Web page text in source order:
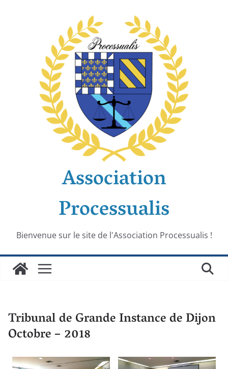
Association
Processualis
Bienvenue sur le site de l'Association Processualis !
Tribunal de Grande Instance de Dijon
Octobre – 2018